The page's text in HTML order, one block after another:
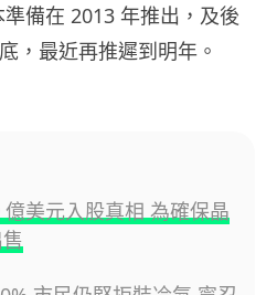
備在 2013 年推出，及後
，最近再推遲到明年。
美元入股真相 為確保晶